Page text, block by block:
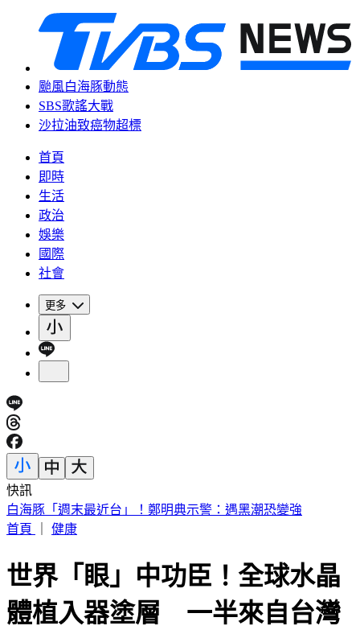
颱風白海豚動態
SBS歌謠大戰
沙拉油致癌物超標
首頁
即時
生活
政治
娛樂
國際
社會
更多
快訊
慈濟被詐10.6億！王必勝嘆「陳時中早示警」：這種都騙人的
首頁
健康
世界「眼」中功臣！全球水晶
體植入器塗層 一半來自台灣